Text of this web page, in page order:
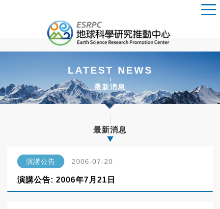
LATEST NEWS
最新消息
最新消息
演講公告 2006-07-20
演講公告: 2006年7月21日